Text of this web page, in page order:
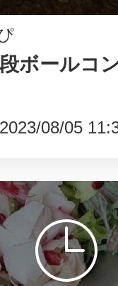
ボールコ
08/05